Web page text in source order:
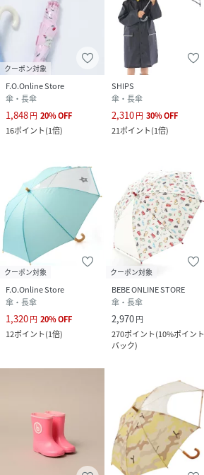
クーポン対象
F.O.Online Store
傘・長傘
1,848円 20%OFF
16ポイント(1倍)
SHIPS
傘・長傘
2,310円 30%OFF
21ポイント(1倍)
クーポン対象
F.O.Online Store
傘・長傘
1,320円 20%OFF
12ポイント(1倍)
クーポン対象
BEBE ONLINE STORE
傘・長傘
2,970円
270ポイント(10%ポイント
バック)